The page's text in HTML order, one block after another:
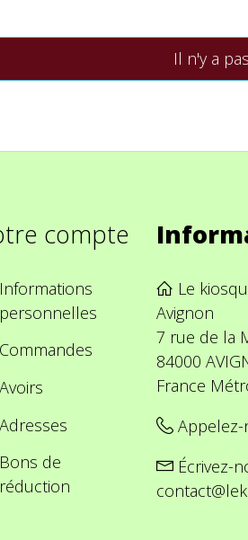
Il n'y a
compte
Informations
personnelles
Commandes
Avoirs
Adresses
Bons de
réduction
Le
Avignon
7 rue de la
84000
France
Appelez-
Écrivez-